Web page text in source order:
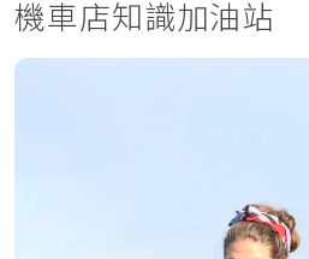
機車店知識加油站